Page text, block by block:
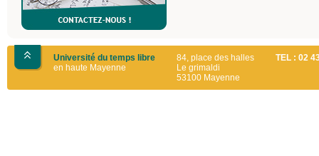
Université du temps libre
en haute Mayenne
84, place des halles
Le grimaldi
53100 Mayenne
TEL : 02